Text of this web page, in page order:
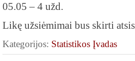
05.05 – 4 užd.
Likę užsiėmimai bus skirti
Kategorijos: Statistikos Įvadas